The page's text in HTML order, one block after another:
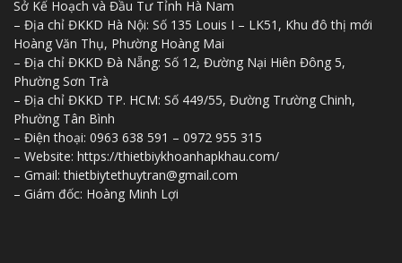
Sở Kế Hoạch và Đầu Tư Tỉnh Hà Nam
– Địa chỉ ĐKKD Hà Nội: Số 135 Louis I – LK51, Khu đô thị mới
Hoàng Văn Thụ, Phường Hoàng Mai
– Địa chỉ ĐKKD Đà Nẵng: Số 12, Đường Nại Hiên Đông 5,
Phường Sơn Trà
– Địa chỉ ĐKKD TP. HCM: Số 449/55, Đường Trường Chinh,
Phường Tân Bình
– Điện thoại: 0963 638 591 – 0972 955 315
– Website: https://thietbiykhoanhapkhau.com/
– Gmail: thietbiytethuytran@gmail.com
– Giám đốc: Hoàng Minh Lợi